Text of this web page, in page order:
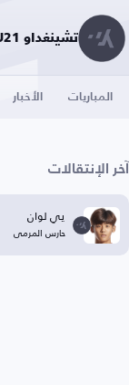
تشينغداو U21 ( الصين )
المباريات الأخبار
آخر الإنتقالات
يي لوان
حارس المرمى